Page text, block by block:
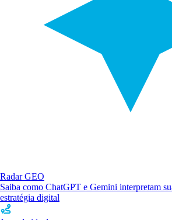
Radar GEO
Saiba como ChatGPT e Gemini interpretam
estratégia digital